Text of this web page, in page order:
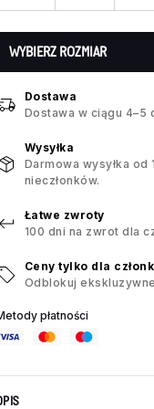
WYBIERZ ROZMIAR
Dostawa
Dostawa w ciągu 4–5
Wysyłka
Darmowa wysyłka od
nieczłonków.
Łatwe zwroty
100 dni na zwrot dla
Ceny tylko dla
Odblokuj
płatności